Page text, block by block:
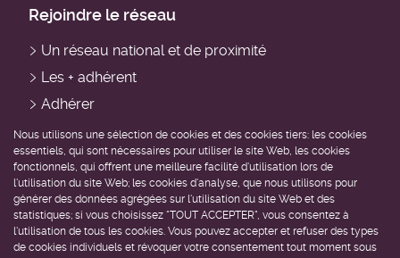
Rejoindre le réseau
Un réseau national et de proximité
Les + adhérent
Adhérer
Devenir professionnel du domicile
Devenir bénévole
Être accompagné
Trouver un service près de chez moi
Nous utilisons une sélection de cookies et des cookies tiers: les cookies
essentiels, qui sont nécessaires pour utiliser le site Web, les cookies
fonctionnels, qui offrent une meilleure facilité d'utilisation lors de
l'utilisation du site Web; les cookies d'analyse, que nous utilisons pour
générer des données agrégées sur l'utilisation du site Web et des
statistiques; si vous choisissez "TOUT ACCEPTER", vous consentez à
l'utilisation de tous les cookies. Vous pouvez accepter et refuser des types
de cookies individuels et révoquer votre consentement tout moment sous